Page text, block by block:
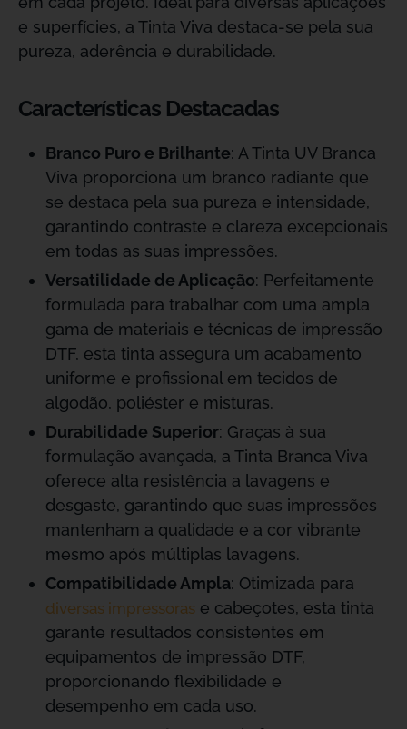
e superfícies, a Tinta Viva destaca-se pela sua
pureza, aderência e durabilidade.
Características Destacadas
Branco Puro e Brilhante: A Tinta UV Branca
Viva proporciona um branco radiante que
se destaca pela sua pureza e intensidade,
garantindo contraste e clareza excepcionais
em todas as suas impressões.
Versatilidade de Aplicação: Perfeitamente
formulada para trabalhar com uma ampla
gama de materiais e técnicas de impressão
DTF, esta tinta assegura um acabamento
uniforme e profissional em tecidos de
algodão, poliéster e misturas.
Durabilidade Superior: Graças à sua
formulação avançada, a Tinta Branca Viva
oferece alta resistência a lavagens e
desgaste, garantindo que suas impressões
mantenham a qualidade e a cor vibrante
mesmo após múltiplas lavagens.
Compatibilidade Ampla: Otimizada para
diversas impressoras e cabeçotes, esta tinta
garante resultados consistentes em
equipamentos de impressão DTF,
proporcionando flexibilidade e
desempenho em cada uso.